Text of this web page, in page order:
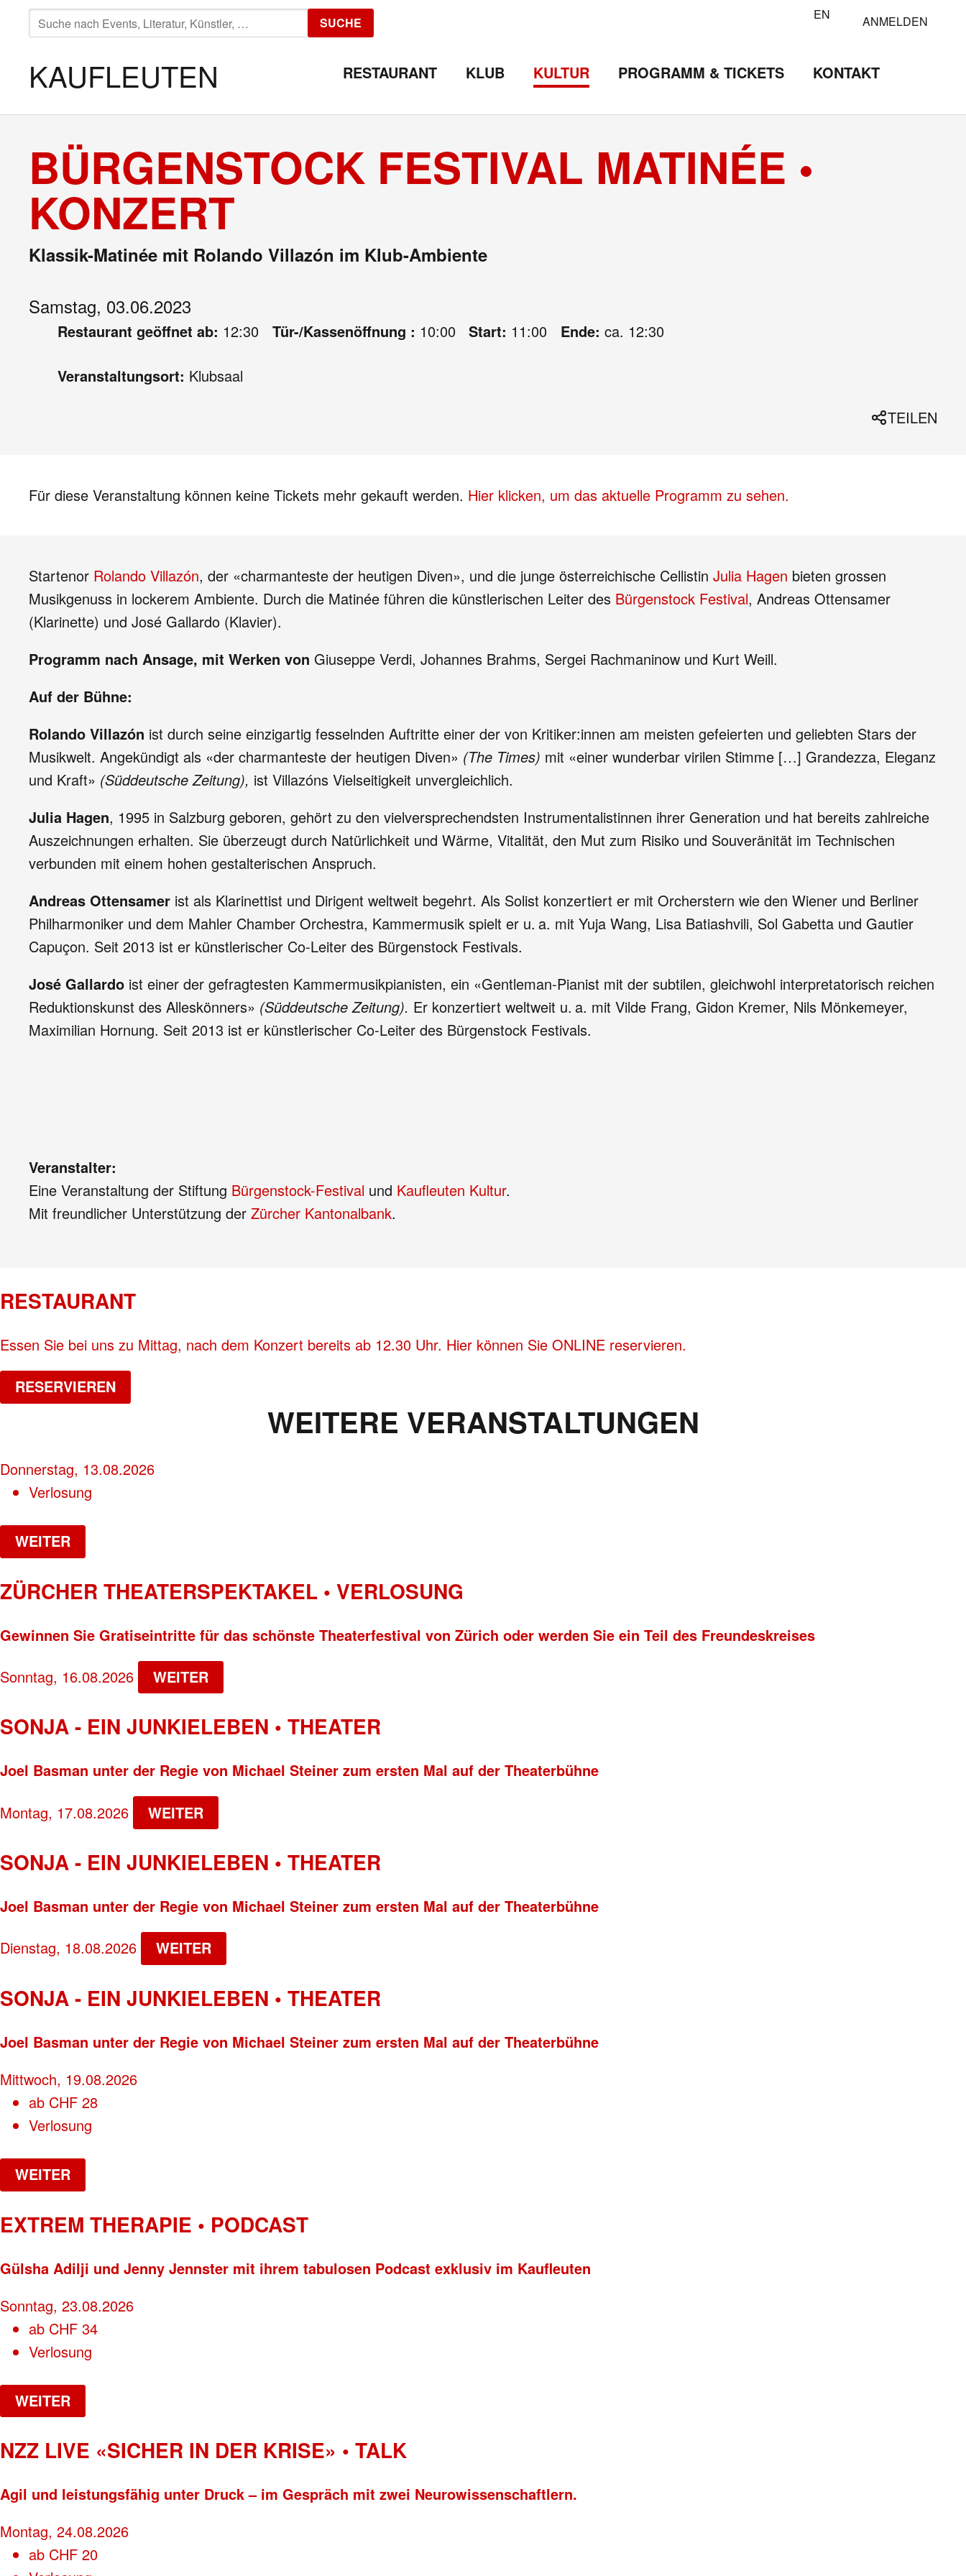
SUCHE
NACH:
SUCHE EN ANMELDEN
KAUFLEUTEN RESTAURANT KLUB KULTUR PROGRAMM & TICKETS KONTAKT
BÜRGENSTOCK FESTIVAL MATINÉE •
KONZERT
Klassik-Matinée mit Rolando Villazón im Klub-Ambiente
Samstag, 03.06.2023
Restaurant geöffnet ab: 12:30 Tür-/Kassenöffnung : 10:00 Start: 11:00 Ende: ca. 12:30
Veranstaltungsort: Klubsaal
TEILEN
Für diese Veranstaltung können keine Tickets mehr gekauft werden. Hier klicken, um das aktuelle Programm zu sehen.
Startenor Rolando Villazón, der «charmanteste der heutigen Diven», und die junge österreichische Cellistin Julia Hagen bieten grossen
Musikgenuss in lockerem Ambiente. Durch die Matinée führen die künstlerischen Leiter des Bürgenstock Festival, Andreas Ottensamer
(Klarinette) und José Gallardo (Klavier).
Programm nach Ansage, mit Werken von Giuseppe Verdi, Johannes Brahms, Sergei Rachmaninow und Kurt Weill.
Auf der Bühne:
Rolando Villazón ist durch seine einzigartig fesselnden Auftritte einer der von Kritiker:innen am meisten gefeierten und geliebten Stars der
Musikwelt. Angekündigt als «der charmanteste der heutigen Diven» (The Times) mit «einer wunderbar virilen Stimme […] Grandezza, Eleganz
und Kraft» (Süddeutsche Zeitung), ist Villazóns Vielseitigkeit unvergleichlich.
Julia Hagen, 1995 in Salzburg geboren, gehört zu den vielversprechendsten Instrumentalistinnen ihrer Generation und hat bereits zahlreiche
Auszeichnungen erhalten. Sie überzeugt durch Natürlichkeit und Wärme, Vitalität, den Mut zum Risiko und Souveränität im Technischen
verbunden mit einem hohen gestalterischen Anspruch.
Andreas Ottensamer ist als Klarinettist und Dirigent weltweit begehrt. Als Solist konzertiert er mit Orcherstern wie den Wiener und Berliner
Philharmoniker und dem Mahler Chamber Orchestra, Kammermusik spielt er u. a. mit Yuja Wang, Lisa Batiashvili, Sol Gabetta und Gautier
Capuçon. Seit 2013 ist er künstlerischer Co-Leiter des Bürgenstock Festivals.
José Gallardo ist einer der gefragtesten Kammermusikpianisten, ein «Gentleman-Pianist mit der subtilen, gleichwohl interpretatorisch reichen
Reduktionskunst des Alleskönners» (Süddeutsche Zeitung). Er konzertiert weltweit u. a. mit Vilde Frang, Gidon Kremer, Nils Mönkemeyer,
Maximilian Hornung. Seit 2013 ist er künstlerischer Co-Leiter des Bürgenstock Festivals.
Veranstalter:
Eine Veranstaltung der Stiftung Bürgenstock-Festival und Kaufleuten Kultur.
Mit freundlicher Unterstützung der Zürcher Kantonalbank.
RESTAURANT
Essen Sie bei uns zu Mittag, nach dem Konzert bereits ab 12.30 Uhr. Hier können Sie ONLINE reservieren.
RESERVIEREN
WEITERE VERANSTALTUNGEN
Donnerstag, 13.08.2026
Verlosung
WEITER
ZÜRCHER THEATERSPEKTAKEL • VERLOSUNG
Gewinnen Sie Gratiseintritte für das schönste Theaterfestival von Zürich oder werden Sie ein Teil des Freundeskreises
Sonntag, 16.08.2026 WEITER
SONJA - EIN JUNKIELEBEN • THEATER
Joel Basman unter der Regie von Michael Steiner zum ersten Mal auf der Theaterbühne
Montag, 17.08.2026 WEITER
SONJA - EIN JUNKIELEBEN • THEATER
Joel Basman unter der Regie von Michael Steiner zum ersten Mal auf der Theaterbühne
Dienstag, 18.08.2026 WEITER
SONJA - EIN JUNKIELEBEN • THEATER
Joel Basman unter der Regie von Michael Steiner zum ersten Mal auf der Theaterbühne
Mittwoch, 19.08.2026
ab CHF 28
Verlosung
WEITER
EXTREM THERAPIE • PODCAST
Gülsha Adilji und Jenny Jennster mit ihrem tabulosen Podcast exklusiv im Kaufleuten
Sonntag, 23.08.2026
ab CHF 34
Verlosung
WEITER
NZZ LIVE «SICHER IN DER KRISE» • TALK
Agil und leistungsfähig unter Druck – im Gespräch mit zwei Neurowissenschaftlern.
Montag, 24.08.2026
ab CHF 20